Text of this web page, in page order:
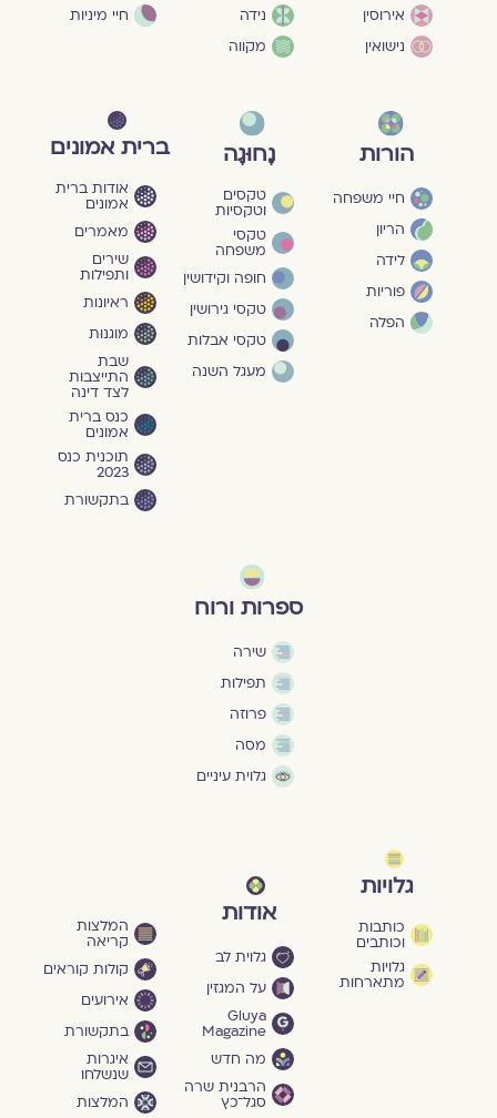
אירוסין
נישואין
נידה
מקווה
חיי מיניות
הורות
חיי משפחה
הריון
לידה
פוריות
הפלה
נָחוּגָה
טקסים
וטקסיות
טקסי
משפחה
חופה וקידושין
טקסי גירושין
טקסי אבלות
מעגל השנה
ברית אמונים
אודות ברית
אמונים
מאמרים
שירים
ותפילות
ראיונות
מוגנוּת
שבת
התייצבות
לצד דינה
כנס ברית
אמונים
תוכנית כנס
2023
בתקשורת
ספרות ורוח
שירה
תפילות
פרוזה
מסה
גלוית עיניים
גלויות
כותבות
וכותבים
גלויות
מתארחות
אודות
גלוית לב
על המגזין
Gluya
Magazine
מה חדש
הרבנית שרה
סגל־כץ
המלצות
קריאה
קולות קוראים
אירועים
בתקשורת
איגרות
שנשלחו
המלצות